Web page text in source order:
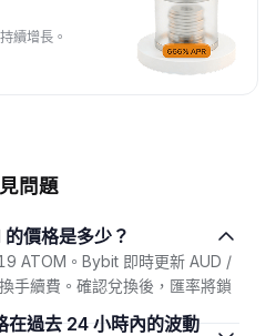
續增長。
問題
的價格是多少？
ATOM。Bybit 即時更新 AUD /
手續費。確認兌換後，匯率將鎖